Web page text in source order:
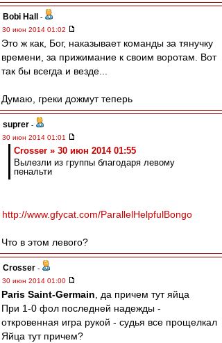
Bobi Hall
-
30 июн 2014 01:02
Это ж как, Бог, наказывает команды за тянучку
времени, за прижимание к своим воротам. Вот
так бы всегда и везде...
Думаю, греки дожмут теперь
suprer -
30 июн 2014 01:01
Crosser » 30 июн 2014 01:55
Вылезли из группы благодаря левому
пенальти
http://www.gfycat.com/ParallelHelpfulBongo
Что в этом левого?
Crosser -
30 июн 2014 01:00
Paris Saint-Germain , да причем тут яйца
При 1-0 фол последней надежды -
откровенная игра рукой - судья все прощелкал
Яйца тут причем?